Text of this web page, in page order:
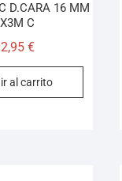
D.CARA 16 MM
C
€
al carrito